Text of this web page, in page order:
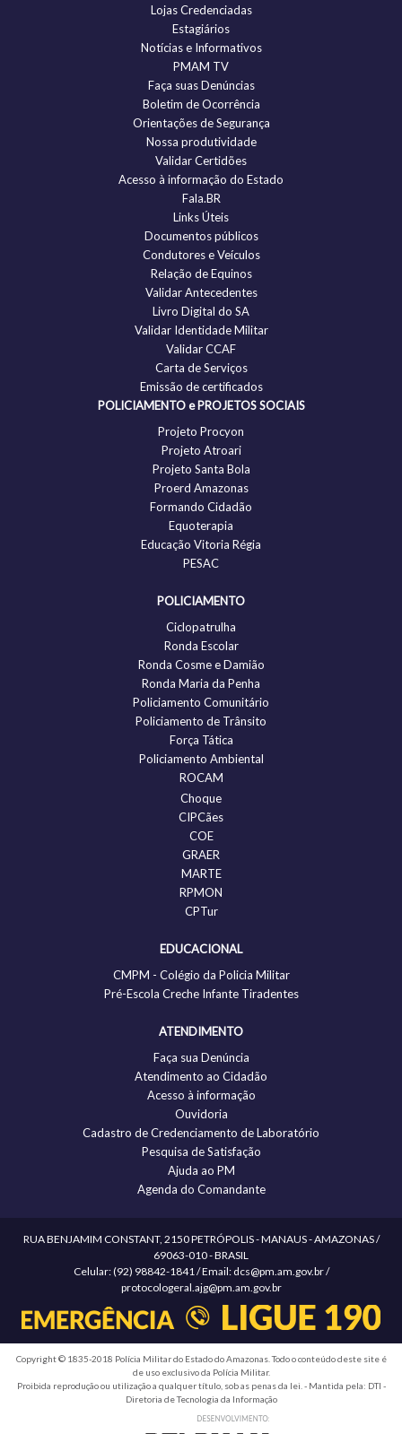
Lojas Credenciadas
Estagiários
Notícias e Informativos
PMAM TV
Faça suas Denúncias
Boletim de Ocorrência
Orientações de Segurança
Nossa produtividade
Validar Certidões
Acesso à informação do Estado
Fala.BR
Links Úteis
Documentos públicos
Condutores e Veículos
Relação de Equinos
Validar Antecedentes
Livro Digital do SA
Validar Identidade Militar
Validar CCAF
Carta de Serviços
Emissão de certificados
POLICIAMENTO e PROJETOS SOCIAIS
Projeto Procyon
Projeto Atroari
Projeto Santa Bola
Proerd Amazonas
Formando Cidadão
Equoterapia
Educação Vitoria Régia
PESAC
POLICIAMENTO
Ciclopatrulha
Ronda Escolar
Ronda Cosme e Damião
Ronda Maria da Penha
Policiamento Comunitário
Policiamento de Trânsito
Força Tática
Policiamento Ambiental
ROCAM
Choque
CIPCães
COE
GRAER
MARTE
RPMON
CPTur
EDUCACIONAL
CMPM - Colégio da Policia Militar
Pré-Escola Creche Infante Tiradentes
ATENDIMENTO
Faça sua Denúncia
Atendimento ao Cidadão
Acesso à informação
Ouvidoria
Cadastro de Credenciamento de Laboratório
Pesquisa de Satisfação
Ajuda ao PM
Agenda do Comandante
RUA BENJAMIM CONSTANT, 2150 PETRÓPOLIS - MANAUS - AMAZONAS /
69063-010 - BRASIL
Celular: (92) 98842-1841 / Email: dcs@pm.am.gov.br /
protocologeral.ajg@pm.am.gov.br
Copyright © 1835-2018 Polícia Militar do Estado do Amazonas. Todo o conteúdo deste site é
de uso exclusivo da Polícia Militar.
Proibida reprodução ou utilização a qualquer título, sob as penas da lei. - Mantida pela: DTI -
Diretoria de Tecnologia da Informação